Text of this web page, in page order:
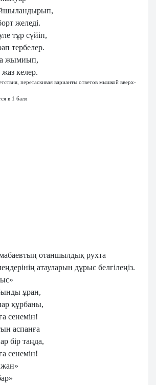
желеді.
тұр сүйіп,
тербелер.
жымиып,
келер.
перетаскивая варианты ответов мышкой вверх-
в 1 балл
отаншылдық рухта
атауларын дұрыс белгілеңіз.
ұран,
құрбаны,
сенемін!
аспанға
бір таңда,
сенемін!